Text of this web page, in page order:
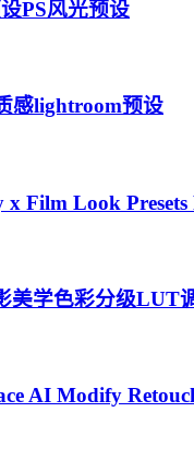
PS风光预设
感lightroom预设
Film Look Presets
美学色彩分级LUT
AI Modify